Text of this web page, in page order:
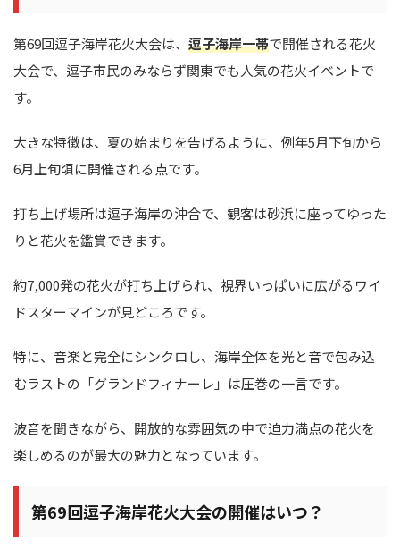
第69回逗子海岸花火大会は、 逗子海岸一帯で開催される花火
大会で、逗子市民のみならず関東でも人気の花火イベントで
す。
大きな特徴は、夏の始まりを告げるように、例年5月下旬から
6月上旬頃に開催される点です。
打ち上げ場所は逗子海岸の沖合で、観客は砂浜に座ってゆった
りと花火を鑑賞できます。
約7,000発の花火が打ち上げられ、視界いっぱいに広がるワイ
ドスターマインが見どころです。
特に、音楽と完全にシンクロし、海岸全体を光と音で包み込
むラストの「グランドフィナーレ」は圧巻の一言です。
波音を聞きながら、開放的な雰囲気の中で迫力満点の花火を
楽しめるのが最大の魅力となっています。
第69回逗子海岸花火大会の開催はいつ？